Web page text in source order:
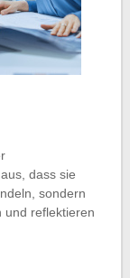
dass sie
sondern
und reflektieren